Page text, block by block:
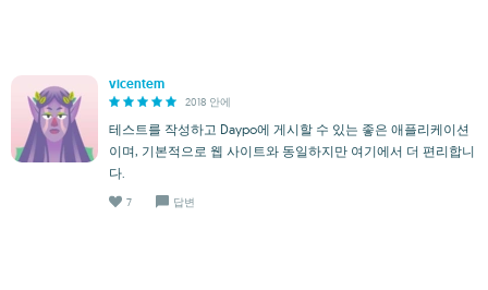
vicentem
2018 안에
테스트를 작성하고 Daypo에 게시할 수 있는 좋은 애플리케이션
이며, 기본적으로 웹 사이트와 동일하지만 여기에서 더 편리합니
다.
7 답변